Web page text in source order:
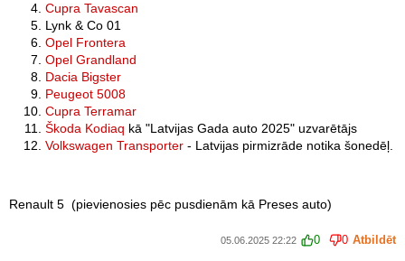
Cupra Tavascan
Lynk & Co 01
Opel Frontera
Opel Grandland
Dacia Bigster
Peugeot 5008
Cupra Terramar
Škoda Kodiaq kā "Latvijas Gada auto 2025" uzvarētājs
Volkswagen Transporter - Latvijas pirmizrāde notika šonedēļ.
Renault 5 (pievienosies pēc pusdienām kā Preses auto)
05.06.2025 22:22 0 0 Atbildēt